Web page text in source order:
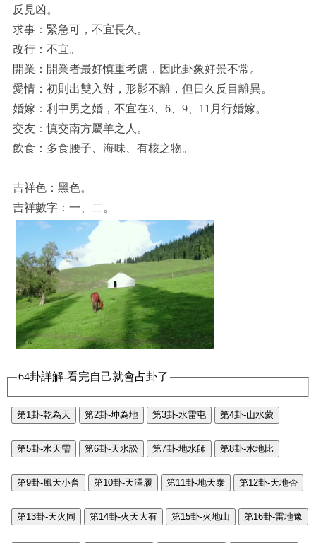
反見凶。
求事：緊急可，不宜長久。
改行：不宜。
開業：開業者最好慎重考慮，因此卦象好景不常。
愛情：初則出雙入對，形影不離，但日久反目離異。
婚嫁：利中男之婚，不宜在3、6、9、11月行婚嫁。
交友：慎交南方屬羊之人。
飲食：多食腰子、海味、有核之物。
吉祥色：黑色。
吉祥數字：一、二。
64卦詳解-看完自己就會占卦了
第1卦-乾為天 第2卦-坤為地 第3卦-水雷屯 第4卦-山水蒙
第5卦-水天需 第6卦-天水訟 第7卦-地水師 第8卦-水地比
第9卦-風天小畜 第10卦-天澤履 第11卦-地天泰 第12卦-天地否
第13卦-天火同 第14卦-火天大有 第15卦-火地山 第16卦-雷地豫